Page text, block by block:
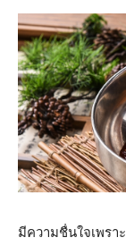
มีความชื่นใจเพรา